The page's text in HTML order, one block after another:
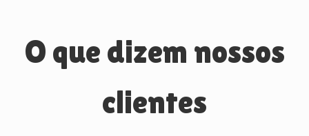
O que dizem nossos
clientes